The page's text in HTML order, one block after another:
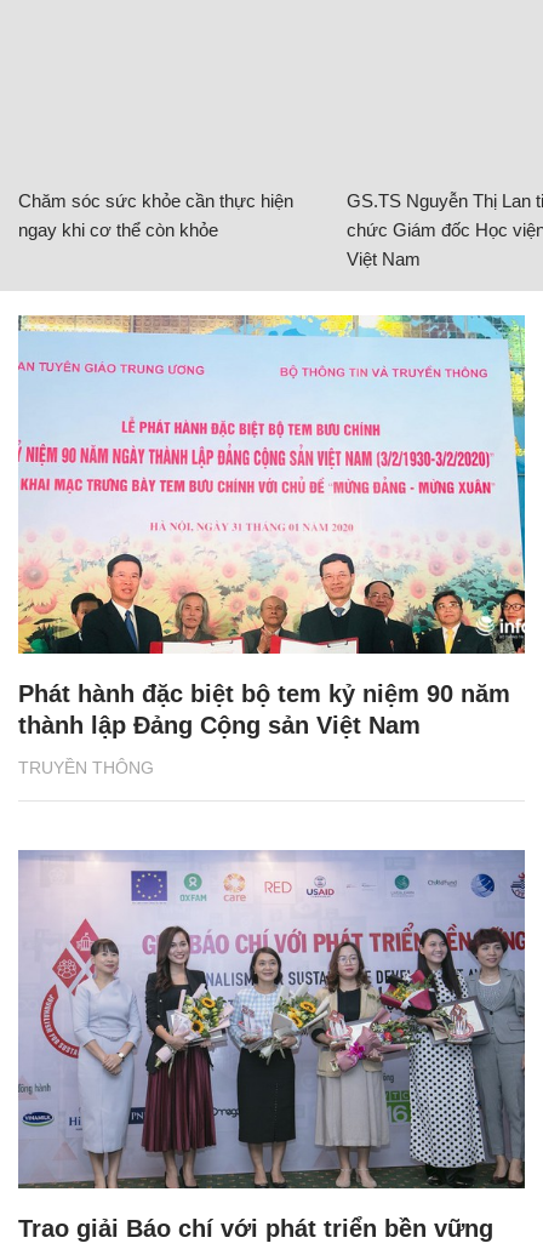
Chăm sóc sức khỏe cần thực hiện
ngay khi cơ thể còn khỏe
GS.TS Nguyễn Thị Lan
chức Giám đốc Học
Việt Nam
TRUYỀN THÔNG
Phát hành đặc biệt bộ tem kỷ niệm 90 năm
thành lập Đảng Cộng sản Việt Nam
Trao giải Báo chí với phát triển bền vững